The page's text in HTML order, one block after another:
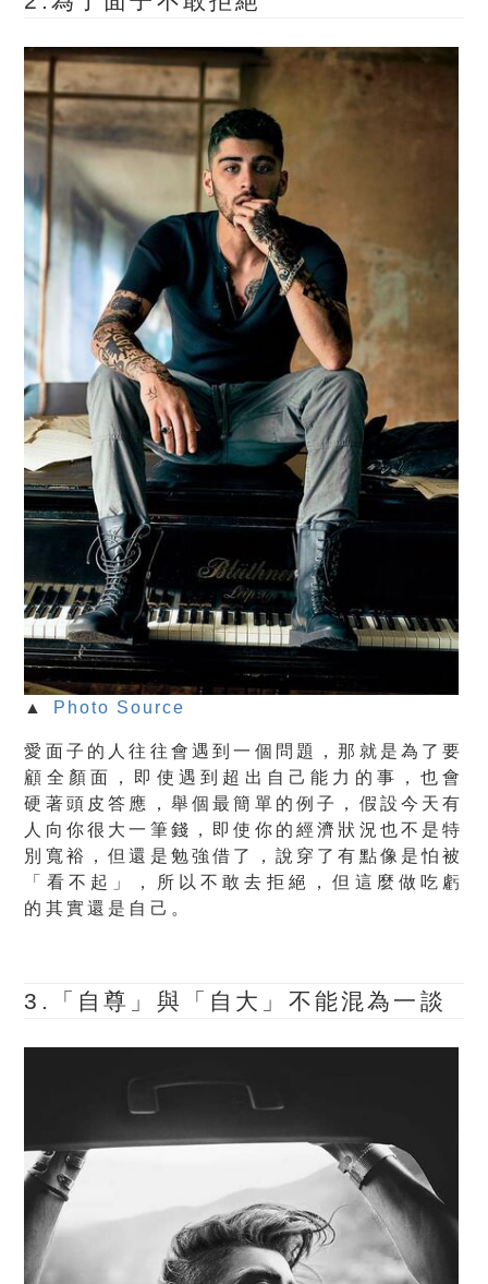
▲ Photo Source
愛面子的人往往會遇到一個問題，那就是為了要
顧全顏面
，即使遇到超出自己能力的事，也會
硬著頭皮答應
，舉個最簡單的例子，假設今天有
人向你很大一筆錢，即使你的經濟狀況也不是特
別寬裕，但還是勉強借了，說穿了有點像是怕被
「看不起」
，所以不敢去拒絕，但這麼做吃虧
的其實還是自己 。
3.「自尊」與「自大」不能混為一談